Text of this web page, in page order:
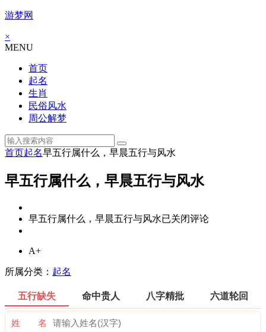
游梦网
×
MENU
首页
起名
生肖
民俗风水
周公解梦
首页起名早五行属什么，早晨五行与风水
早五行属什么，早晨五行与风水
早五行属什么，早晨五行与风水已关闭评论
A+
所属分类： 起名
五行缺失 命中贵人 八字精批 六道轮回
姓 名